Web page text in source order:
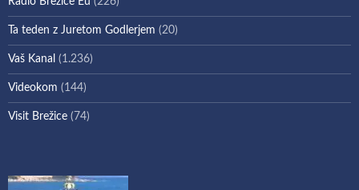
Ta teden z Juretom Godlerjem (20)
Vaš Kanal (1.236)
Videokom (144)
Visit Brežice (74)